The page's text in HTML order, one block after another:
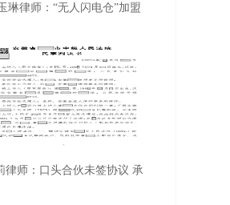
琳律师：“无人闪电仓”加盟
律师：口头合伙未签协议 承